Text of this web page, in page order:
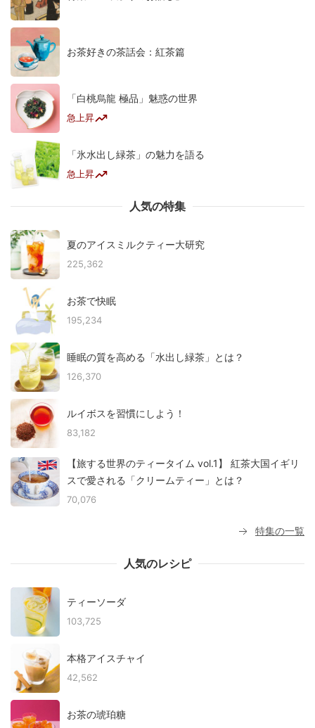
お茶好きの茶話会：紅茶篇
「白桃烏龍 極品」魅惑の世界
急上昇
「氷水出し緑茶」の魅力を語る
急上昇
人気の特集
夏のアイスミルクティー大研究
225,362
お茶で快眠
195,234
睡眠の質を高める「水出し緑茶」とは？
126,370
ルイボスを習慣にしよう！
83,182
【旅する世界のティータイム vol.1】 紅茶大国イギリ
スで愛される「クリームティー」とは？
70,076
特集の一覧
人気のレシピ
ティーソーダ
103,725
本格アイスチャイ
42,562
お茶の琥珀糖